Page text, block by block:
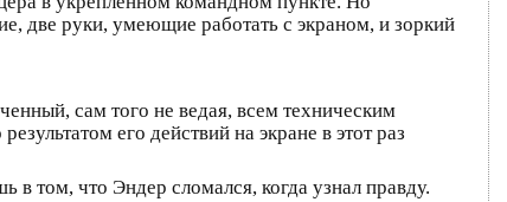
две руки, умеющие работать с экраном, и зоркий
сам того не ведая, всем техническим
его действий на экране в этот раз
в том, что Эндер сломался, когда узнал правду.